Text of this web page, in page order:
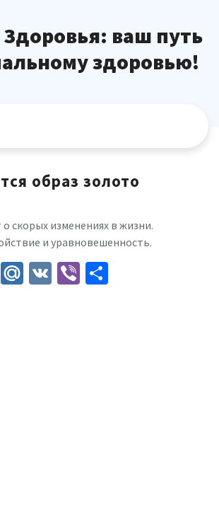
Здоровья: ваш путь
здоровью!
образ золото
скорых изменениях в жизни.
и уравновешенность.
Odnoklassniki
Mail.Ru
VK Viber